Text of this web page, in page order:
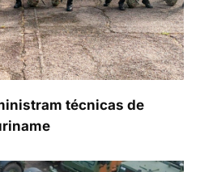
técnicas de